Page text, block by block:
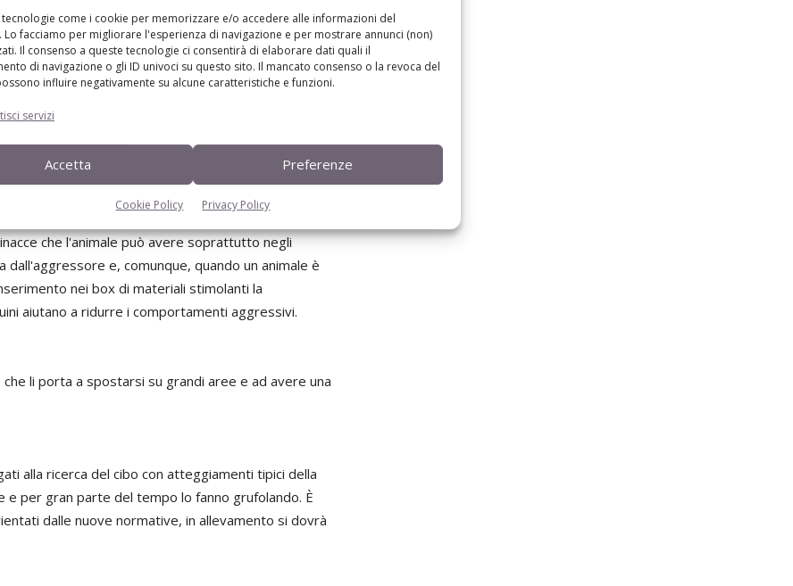
come i cookie per memorizzare e/o accedere alle informazioni del
Lo facciamo per migliorare l'esperienza di navigazione e per mostrare annunci (non)
Il consenso a queste tecnologie ci consentirà di elaborare dati quali il
di navigazione o gli ID univoci su questo sito. Il mancato consenso o la revoca del
influire negativamente su alcune caratteristiche e funzioni.
servizi
Accetta Preferenze
Cookie Policy Privacy Policy
dell'animale e probabili riduzioni delle
possono determinare effetti negativi sul
con impossibilità di vita di gruppo o anche
a squilibri delle dinamiche gerarchiche e questo è
che l'animale può avere soprattutto negli
e, comunque, quando un animale è
nei box di materiali stimolanti la
aiutano a ridurre i comportamenti aggressivi.
li porta a spostarsi su grandi aree e ad avere una
alla ricerca del cibo con atteggiamenti tipici della
per gran parte del tempo lo fanno grufolando. È
dalle nuove normative, in allevamento si dovrà